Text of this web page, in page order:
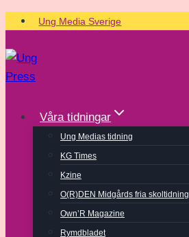
Skip
content
Ung Media Sverige
Våra tidningar
Ung Medias tidning
KG Times
Kzine
O(R)DEN Midgårds fria skoltidning
Own’R Magazine
Rymdbladet